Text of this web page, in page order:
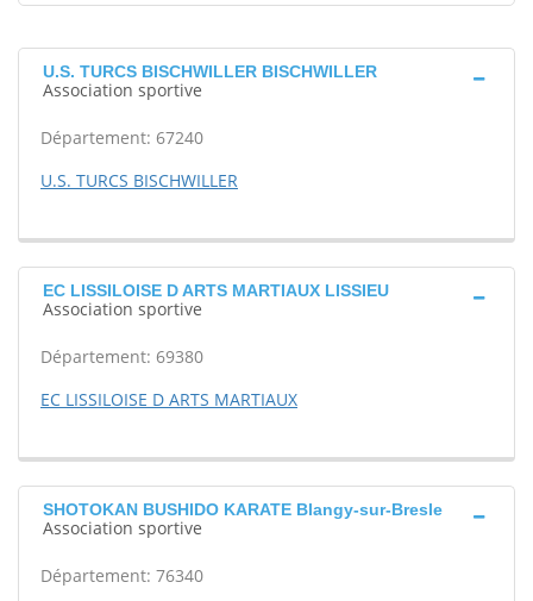
U.S. TURCS BISCHWILLER BISCHWILLER
Association sportive
Département: 67240
U.S. TURCS BISCHWILLER
EC LISSILOISE D ARTS MARTIAUX LISSIEU
Association sportive
Département: 69380
EC LISSILOISE D ARTS MARTIAUX
SHOTOKAN BUSHIDO KARATE Blangy-sur-Bresle
Association sportive
Département: 76340